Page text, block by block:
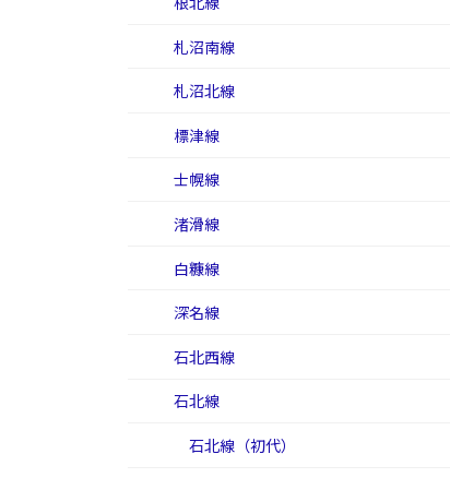
札沼南線
札沼北線
標津線
士幌線
渚滑線
白糠線
深名線
石北西線
石北線
石北線（初代）